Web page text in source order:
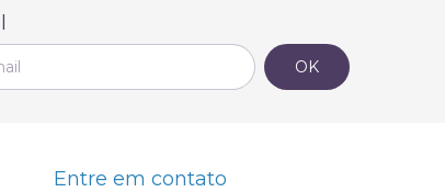
Entre em contato